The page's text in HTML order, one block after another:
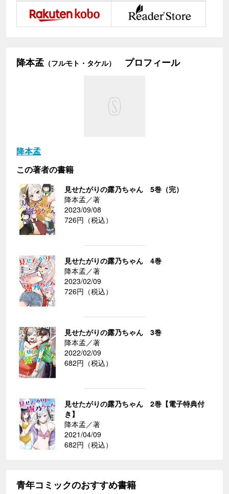
降本孟 （フルモト・タケル） プロフィール
降本孟
この著者の書籍
見せたがりの露乃ちゃん 5巻（完）
降本孟／著
2023/09/08
726円（税込）
見せたがりの露乃ちゃん 4巻
降本孟／著
2023/02/09
726円（税込）
見せたがりの露乃ちゃん 3巻
降本孟／著
2022/02/09
682円（税込）
見せたがりの露乃ちゃん 2巻【電子特典付
き】
降本孟／著
2021/04/09
682円（税込）
青年コミックのおすすめ書籍